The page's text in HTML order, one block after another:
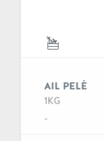
AIL PELÉ
1KG
-